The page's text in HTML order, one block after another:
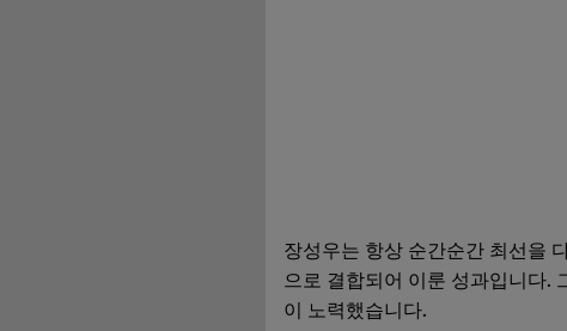
장성우는 항상 순간순간 최선을
으로 결합되어 이룬 성과입니다.
이 노력했습니다.